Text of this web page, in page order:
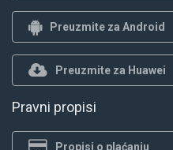
Preuzmite za Android
Preuzmite za Huawei
Pravni propisi
Propisi o plaćanju